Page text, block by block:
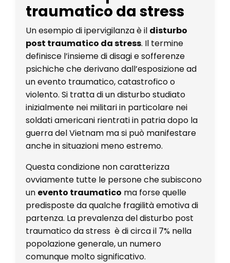
traumatico da stress
Un esempio di ipervigilanza è il disturbo
post traumatico da stress. Il termine
definisce l’insieme di disagi e sofferenze
psichiche che derivano dall’esposizione ad
un evento traumatico, catastrofico o
violento. Si tratta di un disturbo studiato
inizialmente nei militari in particolare nei
soldati americani rientrati in patria dopo la
guerra del Vietnam ma si può manifestare
anche in situazioni meno estremo.
Questa condizione non caratterizza
ovviamente tutte le persone che subiscono
un evento traumatico ma forse quelle
predisposte da qualche fragilità emotiva di
partenza. La prevalenza del disturbo post
traumatico da stress è di circa il 7% nella
popolazione generale, un numero
comunque molto significativo.